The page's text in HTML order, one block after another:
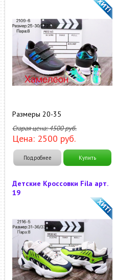
Размеры 20-35
Старая цена:4500руб.
Цена: 2500 руб.
Подробнее Купить
Детские Кроссовки Fila арт.
19